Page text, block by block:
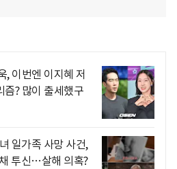
, 이번엔 이지혜 저
즘? 많이 출세했구
일가족 사망 사건,
투신…살해 의혹?